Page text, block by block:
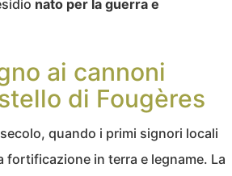
nato per la guerra e
ai cannoni
di Fougères
secolo, quando i primi signori locali
fortificazione in terra e legname. La